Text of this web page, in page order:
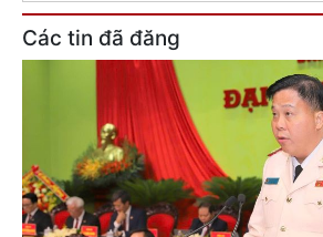
Các tin đã đăng